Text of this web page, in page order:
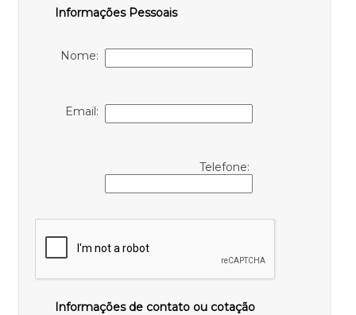
Informações Pessoais
Nome:
Email:
Telefone:
Informações de contato ou cotação